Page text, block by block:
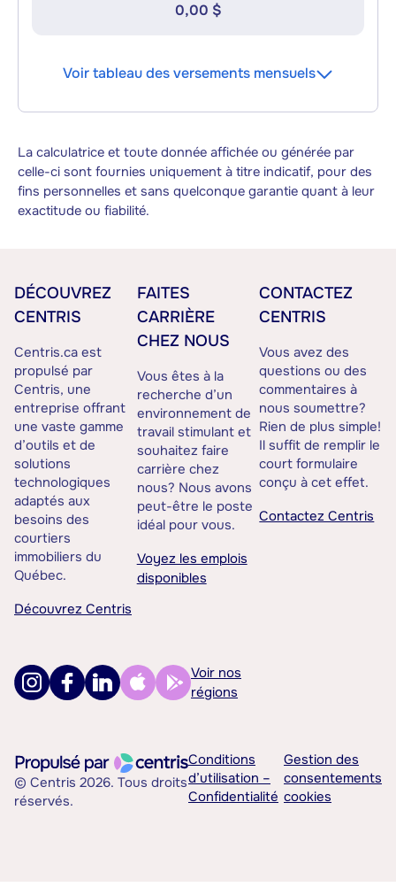
0,00 $
Voir tableau des versements mensuels
La calculatrice et toute donnée affichée ou générée par
celle-ci sont fournies uniquement à titre indicatif, pour des
fins personnelles et sans quelconque garantie quant à leur
exactitude ou fiabilité.
DÉCOUVREZ
CENTRIS
Centris.ca est
propulsé par
Centris, une
entreprise offrant
une vaste gamme
d’outils et de
solutions
technologiques
adaptés aux
besoins des
courtiers
immobiliers du
Québec.
Découvrez Centris
FAITES
CARRIÈRE
CHEZ NOUS
Vous êtes à la
recherche d’un
environnement de
travail stimulant et
souhaitez faire
carrière chez
nous? Nous avons
peut-être le poste
idéal pour vous.
Voyez les emplois
disponibles
CONTACTEZ
CENTRIS
Vous avez des
questions ou des
commentaires à
nous soumettre?
Rien de plus simple!
Il suffit de remplir le
court formulaire
conçu à cet effet.
Contactez Centris
Voir nos
régions
© Centris 2026. Tous droits
réservés.
Conditions
d’utilisation –
Confidentialité
Gestion des
consentements
cookies